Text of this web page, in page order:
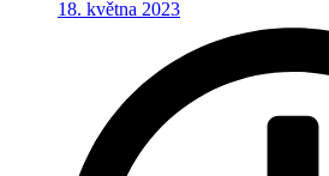
18. května 2023